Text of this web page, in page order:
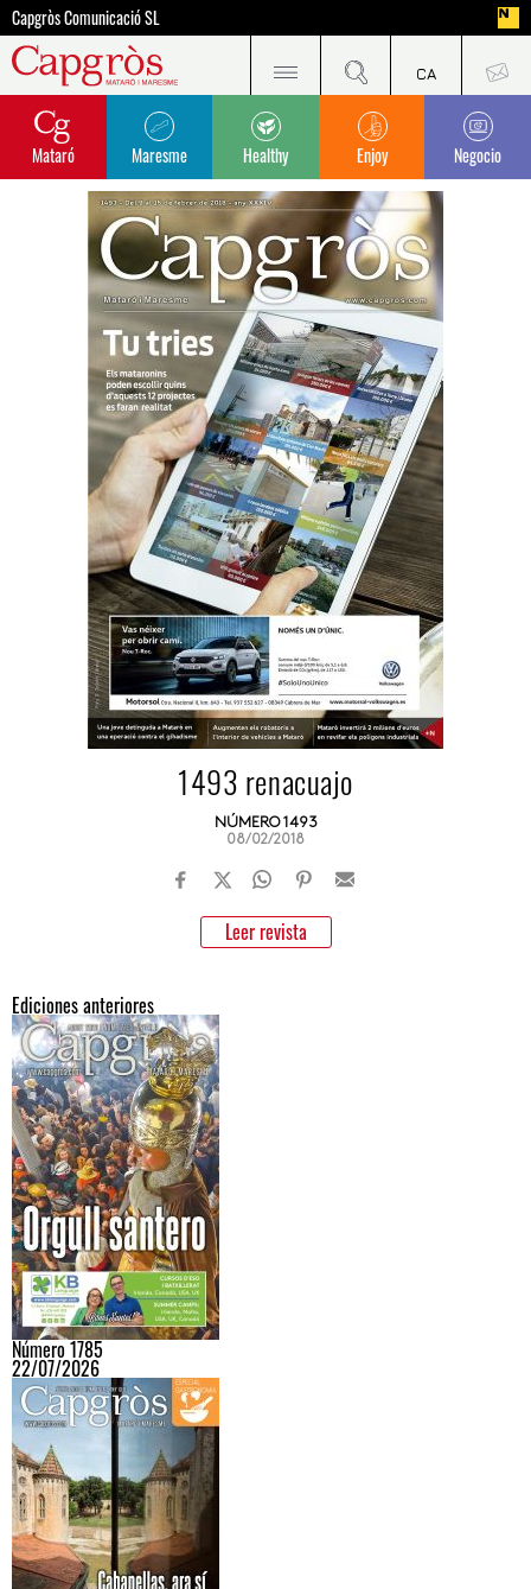
Capgròs Comunicació SL
Mataró Maresme Healthy Enjoy Negocio
1493 renacuajo
NÚMERO 1493
08/02/2018
Leer revista
Ediciones anteriores
Número 1785
22/07/2026